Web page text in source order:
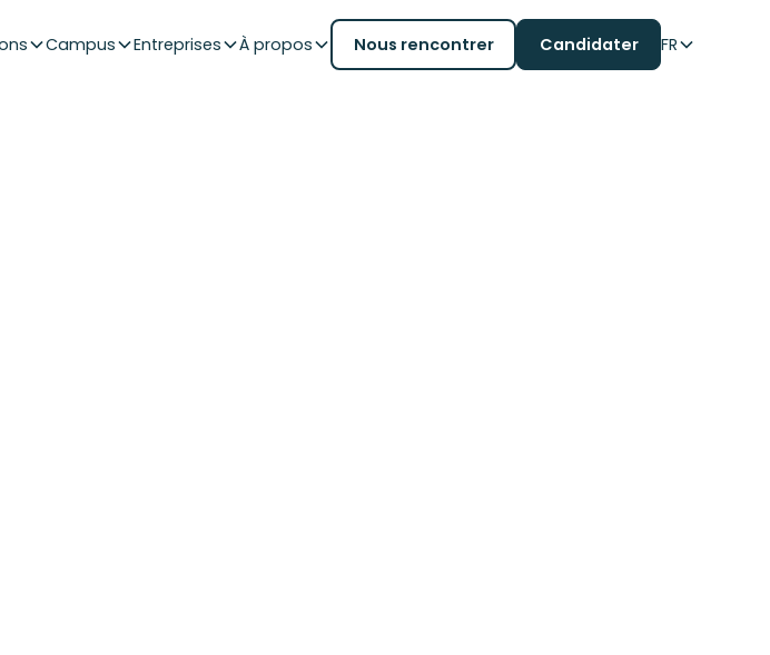
Campus Entreprises À propos Nous rencontrer Candidater FR